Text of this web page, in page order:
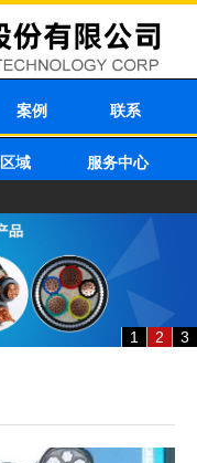
案例 联系
域 服务中心
1 2 3